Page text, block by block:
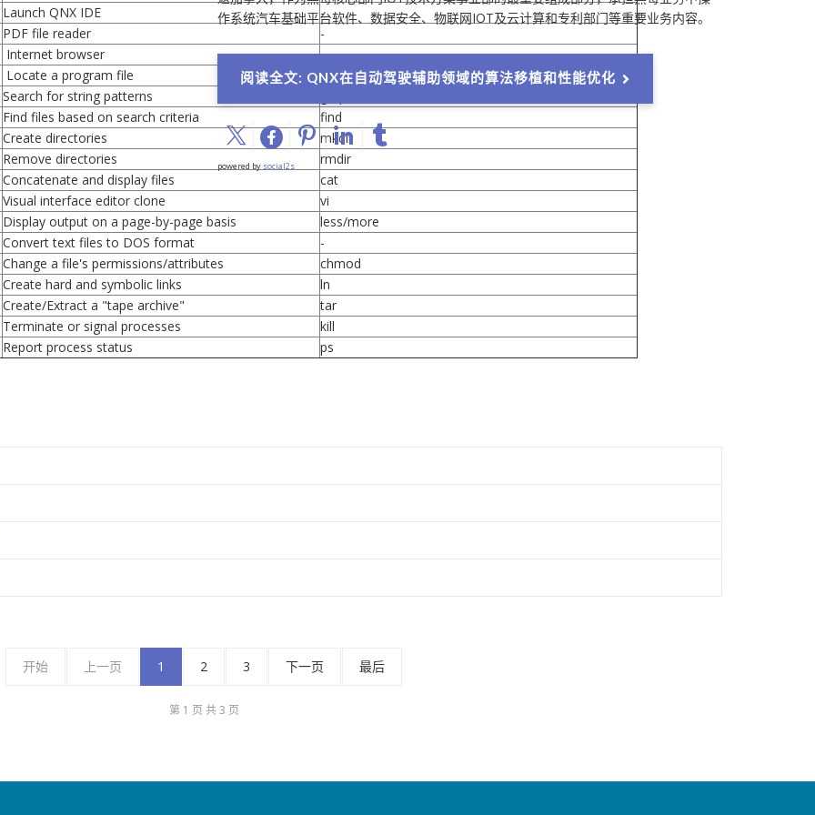
Launch QNX IDE
-
PDF file reader
-
Internet browser
-
Locate a program file
which
Search for string patterns
Find files based on search criteria
find
Create directories
mkdir
Remove directories
rmdir
Concatenate and display files
cat
Visual interface editor clone
vi
Display output on a page-by-page basis
less/more
Convert text files to DOS format
-
Change a file's permissions/attributes
chmod
Create hard and symbolic links
ln
Create/Extract a "tape archive"
tar
Terminate or signal processes
kill
Report process status ps
作系统汽车基础平台软件、数据安全、物联网IOT及云计算和专利部门等重要业务内容。
阅读全文: QNX在自动驾驶辅助领域的算法移植和性能优化
powered by social2s
第 1 页 共 3 页
开始 上一页 1 2 3 下一页 最后